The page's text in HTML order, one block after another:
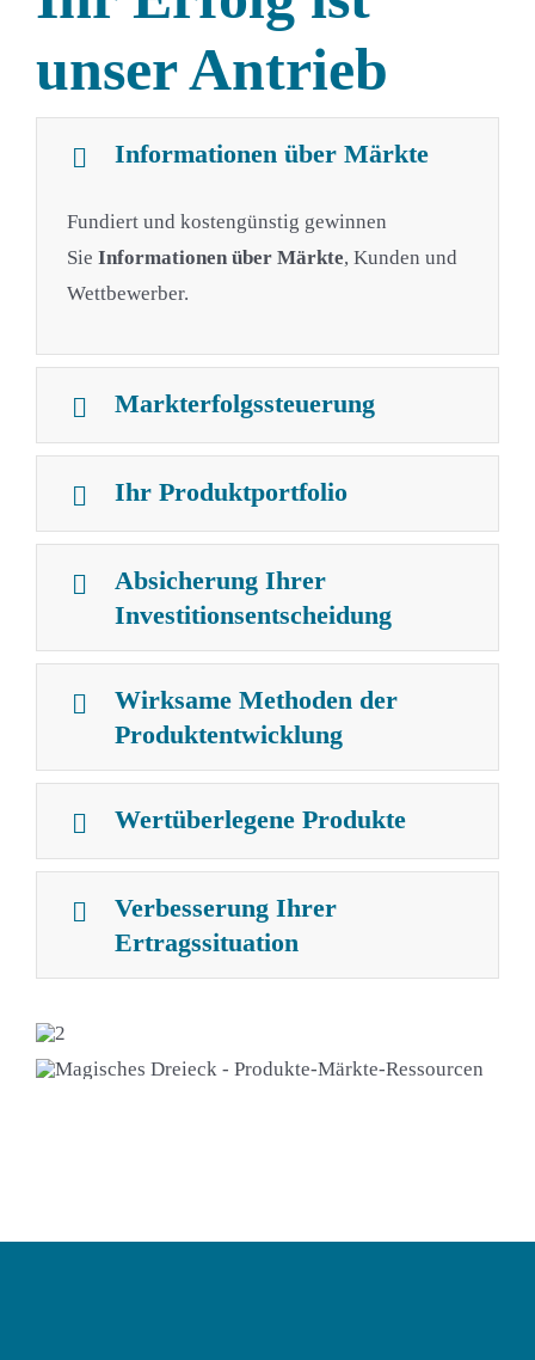
unser Antrieb
Informationen über Märkte
Fundiert und kostengünstig gewinnen
Sie Informationen über Märkte, Kunden und
Wettbewerber.
Markterfolgssteuerung
Ihr Produktportfolio
Absicherung Ihrer
Investitionsentscheidung
Wirksame Methoden der
Produktentwicklung
Wertüberlegene Produkte
Verbesserung Ihrer
Ertragssituation